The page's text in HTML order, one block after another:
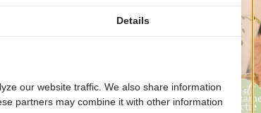
Details
our website traffic. We also share information
partners may combine it with other information